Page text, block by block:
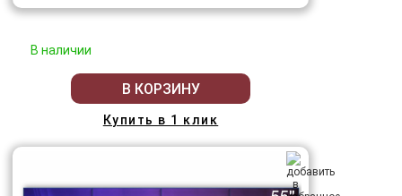
В наличии
В КОРЗИНУ
Купить в 1 клик